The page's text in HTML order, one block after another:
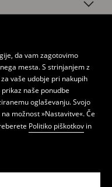
da vam zagotovimo
mesta. S strinjanjem z
vaše udobje pri nakupih
naše ponudbe
oglaševanju. Svojo
možnost »Nastavitve«. Če
Politiko piškotkov in
ulica 55a, 1000